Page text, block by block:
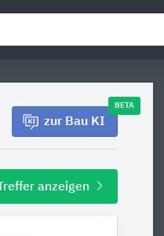
zur Bau KI
BETA
anzeigen